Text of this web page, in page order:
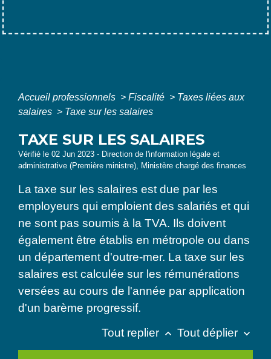
Accueil professionnels > Fiscalité > Taxes liées aux
salaires > Taxe sur les salaires
TAXE SUR LES SALAIRES
Vérifié le 02 Jun 2023 - Direction de l'information légale et
administrative (Première ministre), Ministère chargé des finances
La taxe sur les salaires est due par les
employeurs qui emploient des salariés et qui
ne sont pas soumis à la TVA. Ils doivent
également être établis en métropole ou dans
un département d'outre-mer. La taxe sur les
salaires est calculée sur les rémunérations
versées au cours de l'année par application
d'un barème progressif.
Tout replier keyboard_arrow_up Tout déplier keyboard_arrow_down